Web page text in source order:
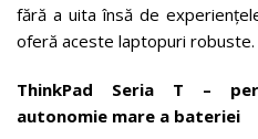
fără a uita însă de
oferă aceste laptopuri robuste.
ThinkPad Seria T –
autonomie mare a bateriei